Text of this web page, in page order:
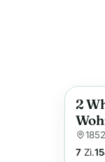
2
7Zi.